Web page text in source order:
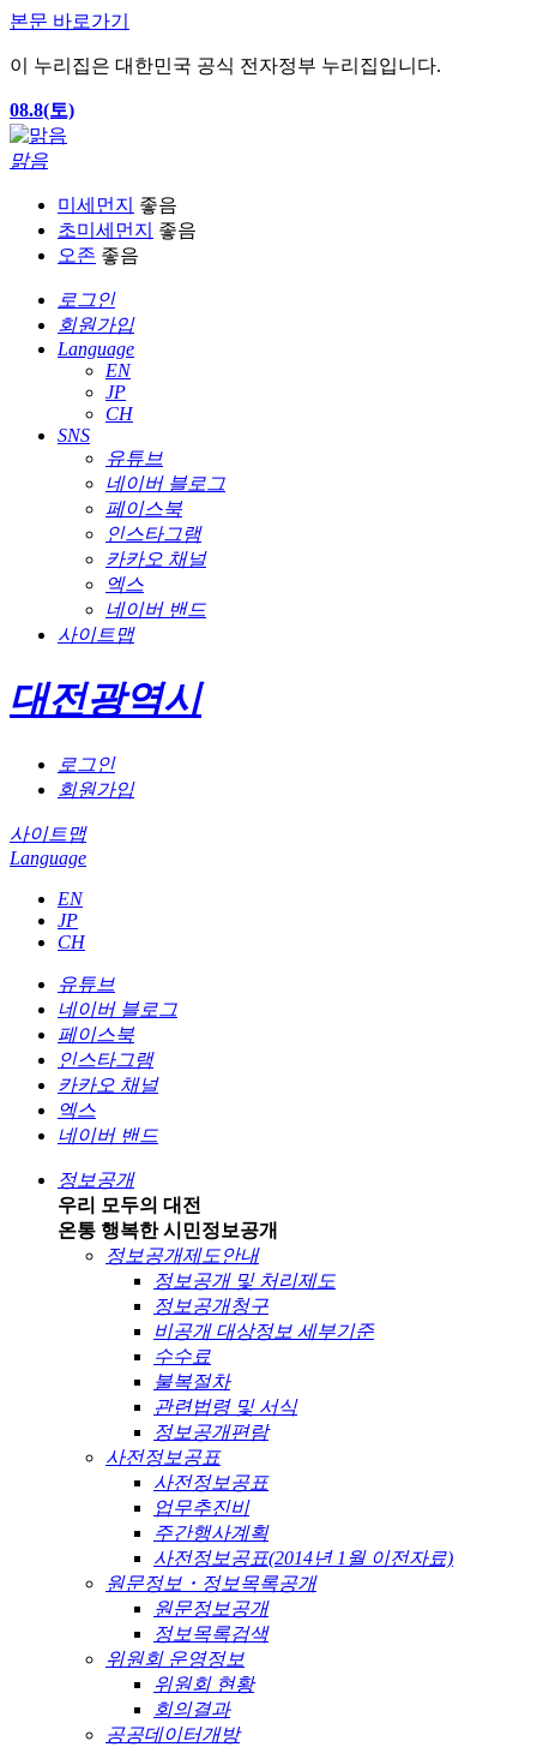
본문 바로가기
이 누리집은 대한민국 공식 전자정부 누리집입니다.
08.8(토)
맑음
미세먼지
좋음
초미세먼지
좋음
오존 좋음
로그인
회원가입
Language
EN
JP
CH
SNS
유튜브
네이버 블로그
페이스북
인스타그램
카카오 채널
엑스
네이버 밴드
사이트맵
대전광역시
로그인
회원가입
사이트맵
Language
EN
JP
CH
유튜브
네이버 블로그
페이스북
인스타그램
카카오 채널
엑스
네이버 밴드
정보공개
우리 모두의 대전
온통 행복한 시민정보공개
정보공개제도안내
정보공개 및 처리제도
정보공개청구
비공개 대상정보 세부기준
수수료
불복절차
관련법령 및 서식
정보공개편람
사전정보공표
사전정보공표
업무추진비
주간행사계획
사전정보공표(2014년 1월 이전자료)
원문정보・정보목록공개
원문정보공개
정보목록검색
위원회 운영정보
위원회 현황
회의결과
공공데이터개방